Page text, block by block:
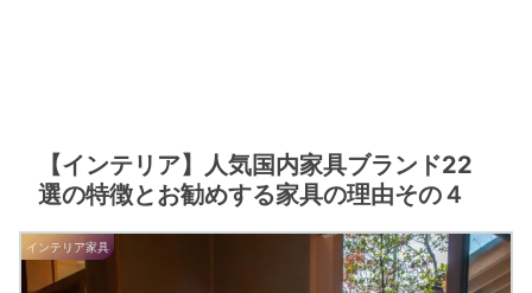
【インテリア】人気国内家具ブランド22
選の特徴とお勧めする家具の理由その４
インテリア家具